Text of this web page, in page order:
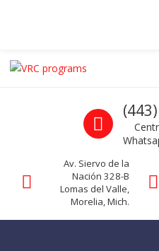
Skip to navigation
Skip to content
La seguridad de su empresa es nuestro
Av. Siervo de la
Nación 328-B
Lomas del Valle,
Morelia, Mich.